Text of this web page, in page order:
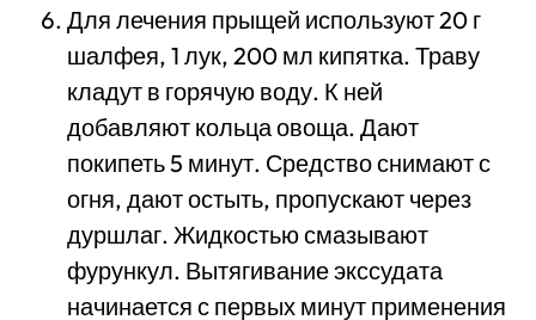
Для лечения прыщей используют 20 г
шалфея, 1 лук, 200 мл кипятка. Траву
кладут в горячую воду. К ней
добавляют кольца овоща. Дают
покипеть 5 минут. Средство снимают с
огня, дают остыть, пропускают через
дуршлаг. Жидкостью смазывают
фурункул. Вытягивание экссудата
начинается с первых минут применения